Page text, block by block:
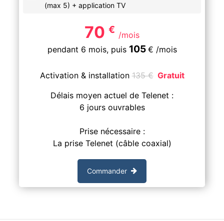
(max 5) + application TV
70 € /mois
pendant 6 mois, puis 105 € /mois
Activation & installation135€ Gratuit
Délais moyen actuel de Telenet :
6 jours ouvrables
Prise nécessaire :
La prise Telenet (câble coaxial)
Commander